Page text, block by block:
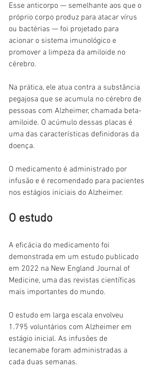
Esse anticorpo — semelhante aos que o
próprio corpo produz para atacar vírus
ou bactérias — foi projetado para
acionar o sistema imunológico e
promover a limpeza da amiloide no
cérebro.
Na prática, ele atua contra a substância
pegajosa que se acumula no cérebro de
pessoas com Alzheimer, chamada beta-
amiloide. O acúmulo dessas placas é
uma das características definidoras da
doença.
O medicamento é administrado por
infusão e é recomendado para pacientes
nos estágios iniciais do Alzheimer.
O estudo
A eficácia do medicamento foi
demonstrada em um estudo publicado
em 2022 na New England Journal of
Medicine, uma das revistas científicas
mais importantes do mundo.
O estudo em larga escala envolveu
1.795 voluntários com Alzheimer em
estágio inicial. As infusões de
lecanemabe foram administradas a
cada duas semanas.